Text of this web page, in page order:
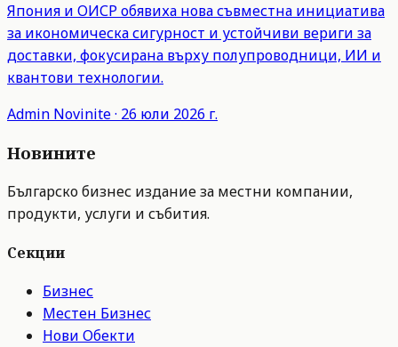
Япония и ОИСР обявиха нова съвместна инициатива
за икономическа сигурност и устойчиви вериги за
доставки, фокусирана върху полупроводници, ИИ и
квантови технологии.
Admin Novinite· 26 юли 2026 г.
Новините
Българско бизнес издание за местни компании,
продукти, услуги и събития.
Секции
Бизнес
Местен Бизнес
Нови Обекти